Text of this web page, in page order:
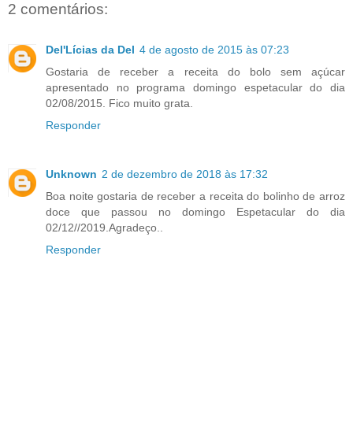
2 comentários:
Del'Lícias da Del 4 de agosto de 2015 às 07:23
Gostaria de receber a receita do bolo sem açúcar
apresentado no programa domingo espetacular do dia
02/08/2015. Fico muito grata.
Responder
Unknown 2 de dezembro de 2018 às 17:32
Boa noite gostaria de receber a receita do bolinho de arroz
doce que passou no domingo Espetacular do dia
02/12//2019.Agradeço..
Responder